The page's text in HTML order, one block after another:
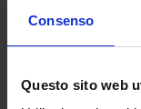
Consenso
Questo sito web